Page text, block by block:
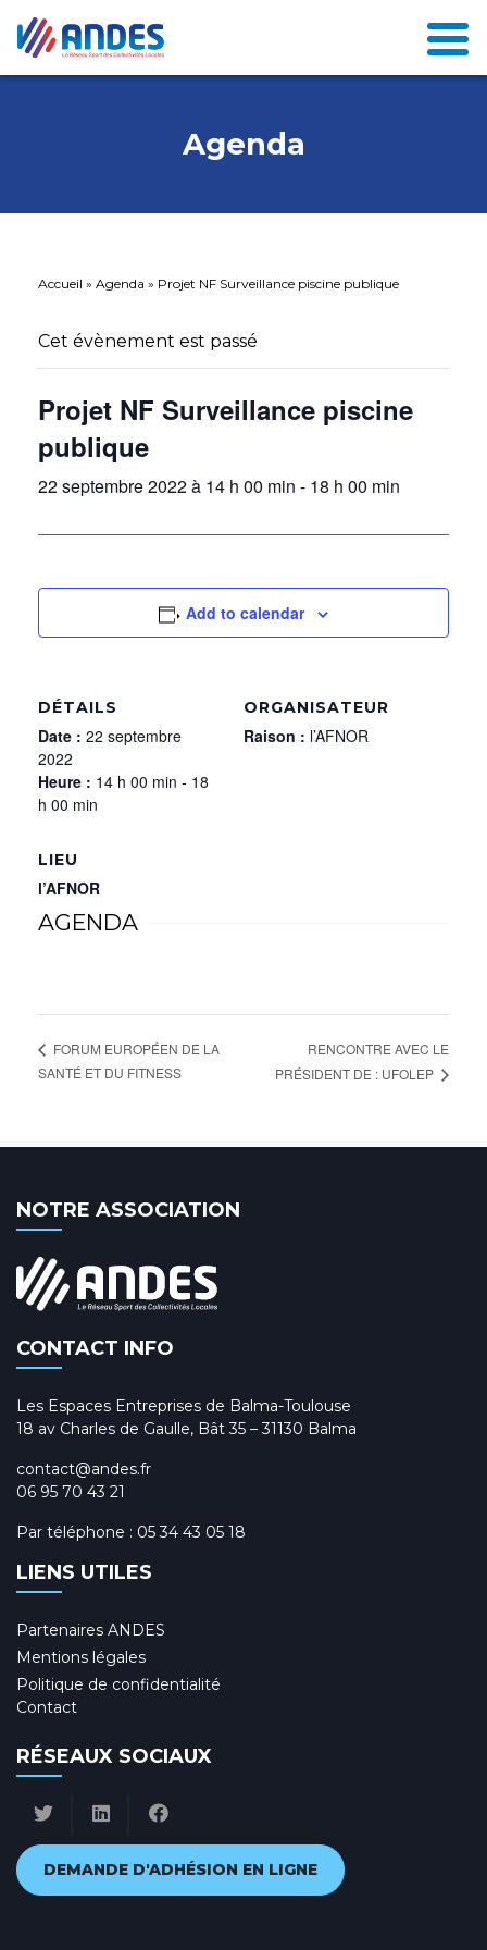
Agenda
Accueil » Agenda » Projet NF Surveillance piscine publique
Cet évènement est passé
Projet NF Surveillance piscine
publique
22 septembre 2022 à 14 h 00 min - 18 h 00 min
Add to calendar
DÉTAILS
Date : 22 septembre
2022
Heure : 14 h 00 min - 18
h 00 min
ORGANISATEUR
Raison : l’AFNOR
LIEU
l’AFNOR
AGENDA
FORUM EUROPÉEN DE LA
SANTÉ ET DU FITNESS
RENCONTRE AVEC LE
PRÉSIDENT DE : UFOLEP
NOTRE ASSOCIATION
CONTACT INFO
Les Espaces Entreprises de Balma-Toulouse
18 av Charles de Gaulle, Bât 35 – 31130 Balma
contact@andes.fr
06 95 70 43 21
Par téléphone : 05 34 43 05 18
LIENS UTILES
Partenaires ANDES
Mentions légales
Politique de confidentialité
Contact
RÉSEAUX SOCIAUX
DEMANDE D'ADHÉSION EN LIGNE